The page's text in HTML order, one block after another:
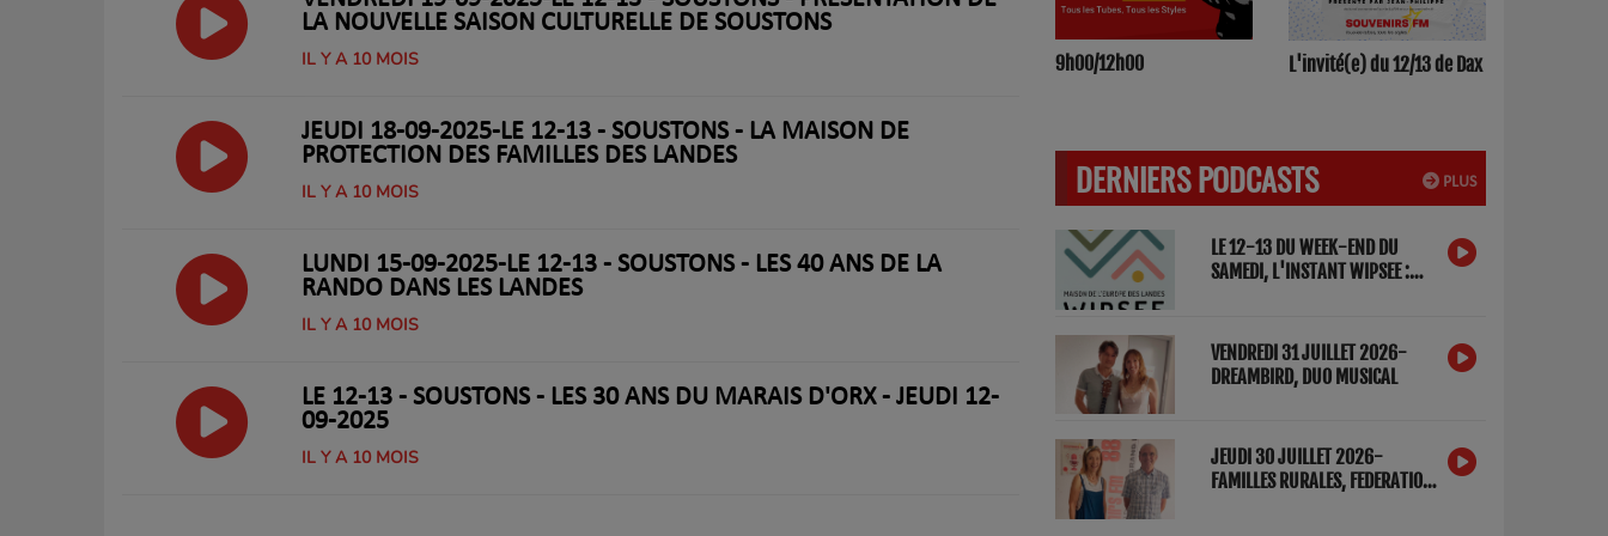
LA NOUVELLE SAISON CULTURELLE DE SOUSTONS
IL Y A 10 MOIS
JEUDI 18-09-2025-LE 12-13 - SOUSTONS - LA MAISON DE
PROTECTION DES FAMILLES DES LANDES
IL Y A 10 MOIS
LUNDI 15-09-2025-LE 12-13 - SOUSTONS - LES 40 ANS DE LA
RANDO DANS LES LANDES
IL Y A 10 MOIS
LE 12-13 - SOUSTONS - LES 30 ANS DU MARAIS D'ORX - JEUDI 12-
09-2025
IL Y A 10 MOIS
9h00/12h00 L'invité(e) du 12/13 de Dax
PLUS
DERNIERS PODCASTS
LE 12-13 DU WEEK-END DU
SAMEDI, L'INSTANT WIPSEE :
VENDREDI 31 JUILLET 2026-
DREAMBIRD, DUO MUSICAL
JEUDI 30 JUILLET 2026-
FAMILLES RURALES, FEDERATION